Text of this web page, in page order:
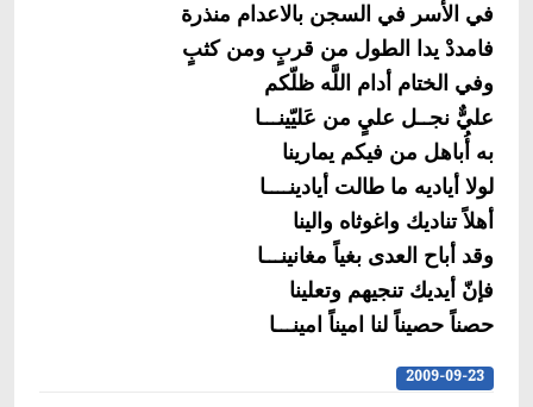
في الأسر في السجن بالاعدام منذرة
فامددْ يدا الطول من قربٍ ومن كثبٍ‏
وفي الختام أدام اللَّه ظلّكم‏
عليّ‏ٌ نجــل عليٍ من عَليّينـــا
به أُباهل من فيكم يمارينا
لولا أياديه ما طالت أيادينــــا
أهلاً تناديك واغوثاه والينا
وقد أباح العدى بغياً مغانينـــا
فإنّ أيديك تنجيهم وتعلينا
حصناً حصيناً لنا اميناً امينـــا
2009-09-23